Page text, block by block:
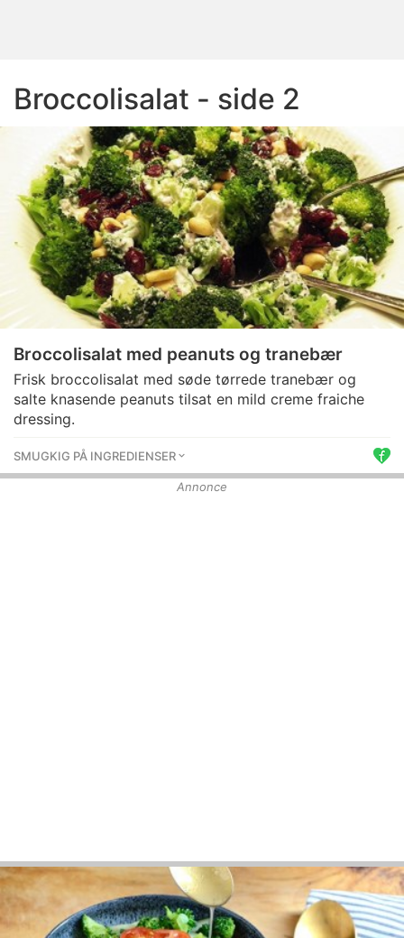
Broccolisalat - side 2
Broccolisalat med peanuts og tranebær
Frisk broccolisalat med søde tørrede tranebær og
salte knasende peanuts tilsat en mild creme fraiche
dressing.
SMUGKIG PÅ INGREDIENSER
Annonce